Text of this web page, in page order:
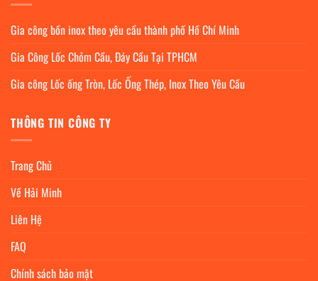
Gia công bồn inox theo yêu cầu thành phố Hồ Chí Minh
Gia Công Lốc Chỏm Cầu, Đáy Cầu Tại TPHCM
Gia công Lốc ống Tròn, Lốc Ống Thép, Inox Theo Yêu Cầu
THÔNG TIN CÔNG TY
Trang Chủ
Về Hải Minh
Liên Hệ
FAQ
Chính sách bảo mật